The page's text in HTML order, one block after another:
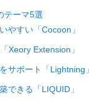
テーマ5選
やすい「Cocoon」
Xeory Extension」
サポート「Lightning」
できる「LIQUID」